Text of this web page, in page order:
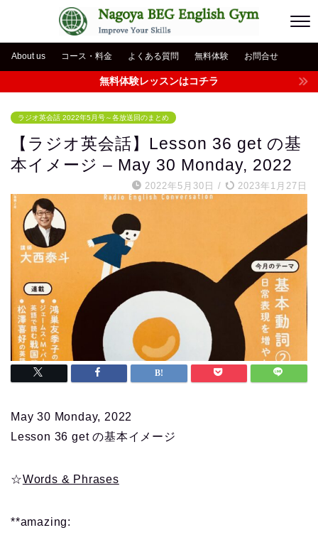
About us コース・料金 よくある質問 無料体験 お問合せ
無料体験レッスンはコチラ
ラジオ英会話 2022年5月号～各放送回のまとめ
【ラジオ英会話】Lesson 36 get の基
本イメージ – May 30 Monday, 2022
2022年5月30日 / 2023年1月27日
May 30 Monday, 2022
Lesson 36 get の基本イメージ
☆Words & Phrases
**amazing: